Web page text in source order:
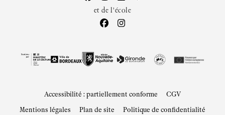
et de l'école
Accessibilité : partiellement conforme CGV
Mentions légales Plan de site Politique de confidentialité
Vidéos
Documents
Ressources pédagogiques
Newsletter